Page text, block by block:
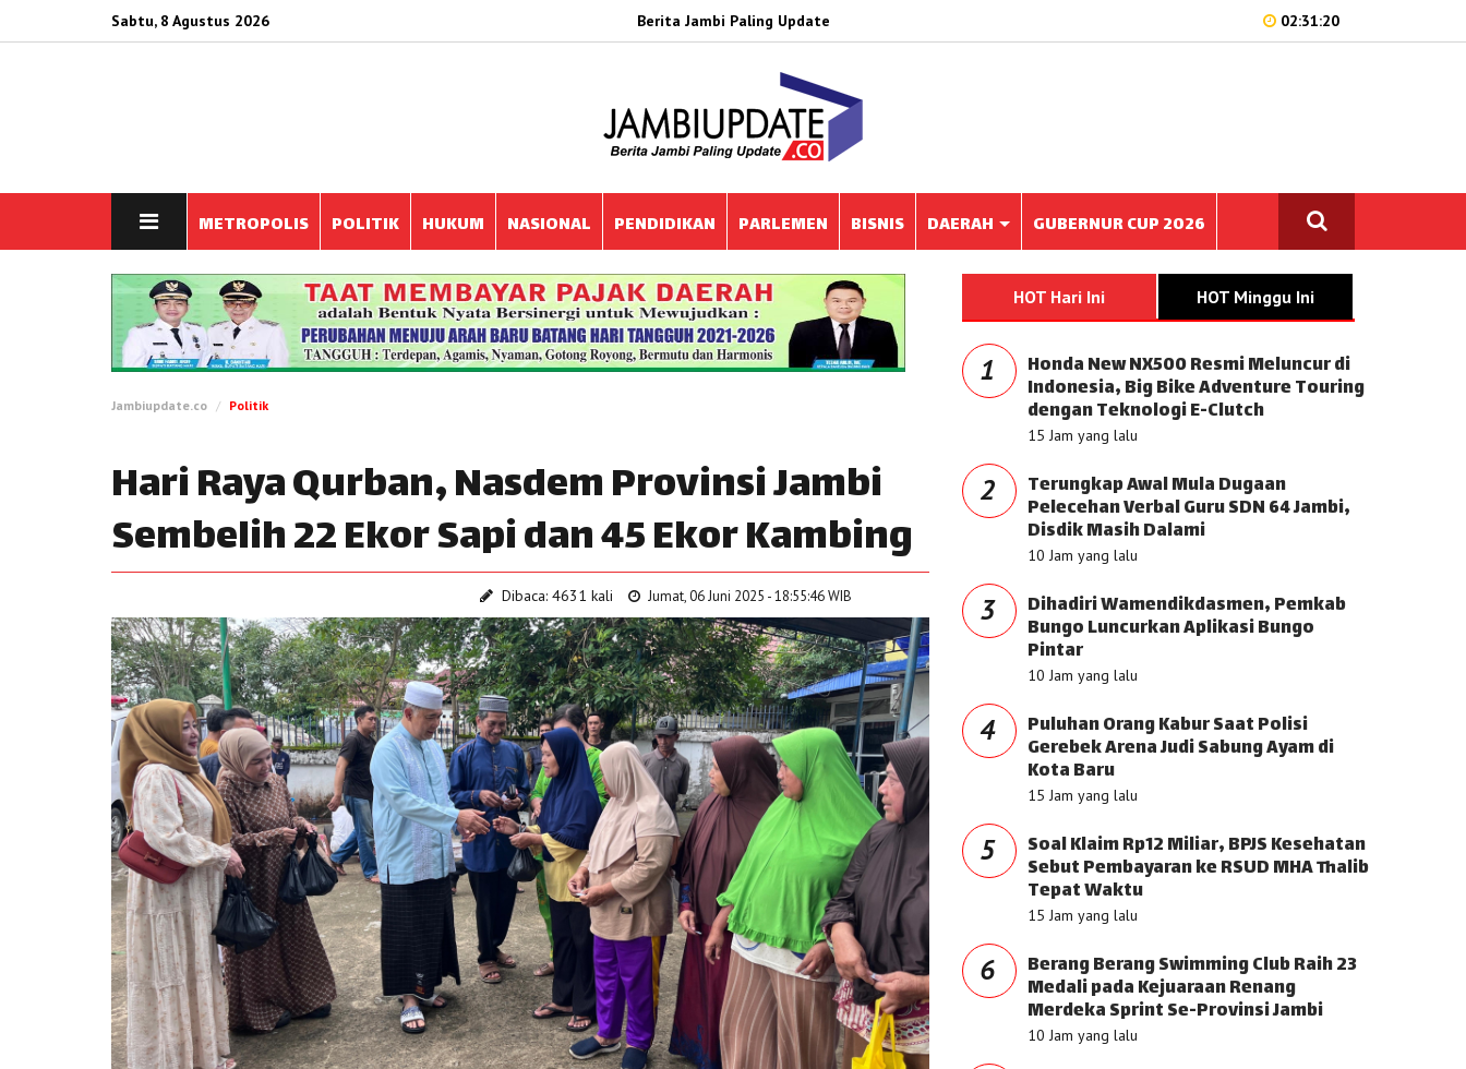
Sabtu, 8 Agustus 2026 Berita Jambi Paling Update 02:31:20
METROPOLIS POLITIK HUKUM NASIONAL PENDIDIKAN PARLEMEN BISNIS DAERAH GUBERNUR CUP 2026
Jambiupdate.co Politik
Hari Raya Qurban, Nasdem Provinsi Jambi
Sembelih 22 Ekor Sapi dan 45 Ekor Kambing
Dibaca: 4631 kali Jumat, 06 Juni 2025 - 18:55:46 WIB
HOT Hari Ini HOT Minggu Ini
1 Honda New NX500 Resmi Meluncur di
Indonesia, Big Bike Adventure Touring
dengan Teknologi E-Clutch
15 Jam yang lalu
2 Terungkap Awal Mula Dugaan
Pelecehan Verbal Guru SDN 64 Jambi,
Disdik Masih Dalami
10 Jam yang lalu
3 Dihadiri Wamendikdasmen, Pemkab
Bungo Luncurkan Aplikasi Bungo
Pintar
10 Jam yang lalu
4 Puluhan Orang Kabur Saat Polisi
Gerebek Arena Judi Sabung Ayam di
Kota Baru
15 Jam yang lalu
5 Soal Klaim Rp12 Miliar, BPJS Kesehatan
Sebut Pembayaran ke RSUD MHA Thalib
Tepat Waktu
15 Jam yang lalu
6 Berang Berang Swimming Club Raih 23
Medali pada Kejuaraan Renang
Merdeka Sprint Se-Provinsi Jambi
10 Jam yang lalu